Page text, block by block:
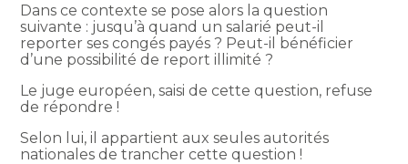
Dans ce contexte se pose alors la question
suivante : jusqu’à quand un salarié peut-il
reporter ses congés payés ? Peut-il bénéficier
d’une possibilité de report illimité ?
Le juge européen, saisi de cette question, refuse
de répondre !
Selon lui, il appartient aux seules autorités
nationales de trancher cette question !